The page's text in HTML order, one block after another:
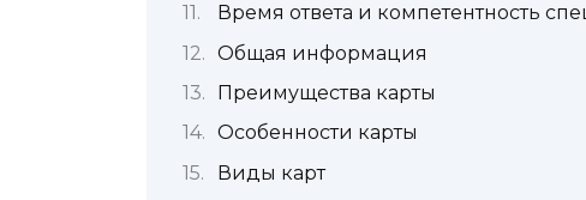
Время ответа и компетентность
Общая информация
Преимущества карты
Особенности карты
Виды карт